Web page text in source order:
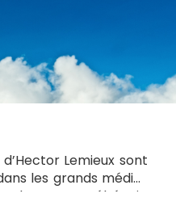
Lemieux sont
les grands médias
lecteurs québécois,